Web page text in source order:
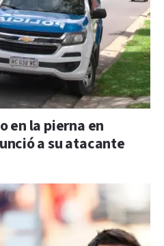
en la pierna en
a su atacante